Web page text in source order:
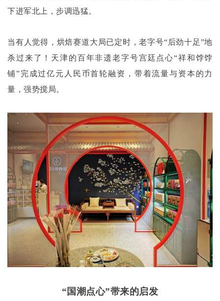
下进军北上，步调迅猛。
当有人觉得，烘焙赛道大局已定时，老字号“后劲十足”地
杀过来了！天津的百年非遗老字号宫廷点心“祥和饽饽
铺”完成过亿元人民币首轮融资，带着流量与资本的力
量，强势搅局。
“国潮点心”带来的启发